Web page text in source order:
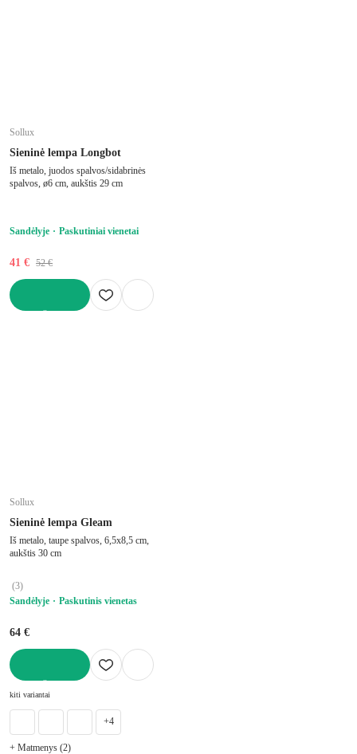
Sollux
Sieninė lempa Longbot
Iš metalo, juodos spalvos/sidabrinės
spalvos, ø6 cm, aukštis 29 cm
Sandėlyje Paskutiniai vienetai
41 € 52 €
Sollux
Sieninė lempa Gleam
Iš metalo, taupe spalvos, 6,5x8,5 cm,
aukštis 30 cm
(3)
Sandėlyje
Paskutinis vienetas
64 €
kiti variantai
+4
+ Matmenys (2)